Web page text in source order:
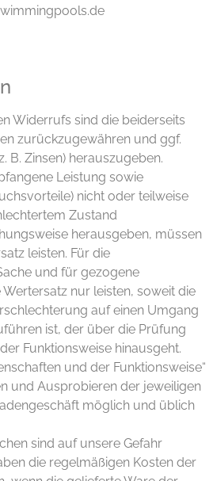
Widerrufs sind die beiderseits
zurückzugewähren und ggf.
B. Zinsen) herauszugeben.
Leistung sowie
nicht oder teilweise
Zustand
herausgeben, müssen
leisten. Für die
und für gezogene
nur leisten, soweit die
auf einen Umgang
ist, der über die Prüfung
Funktionsweise hinausgeht.
und der Funktionsweise“
und Ausprobieren der jeweiligen
möglich und üblich
sind auf unsere Gefahr
die regelmäßigen Kosten der